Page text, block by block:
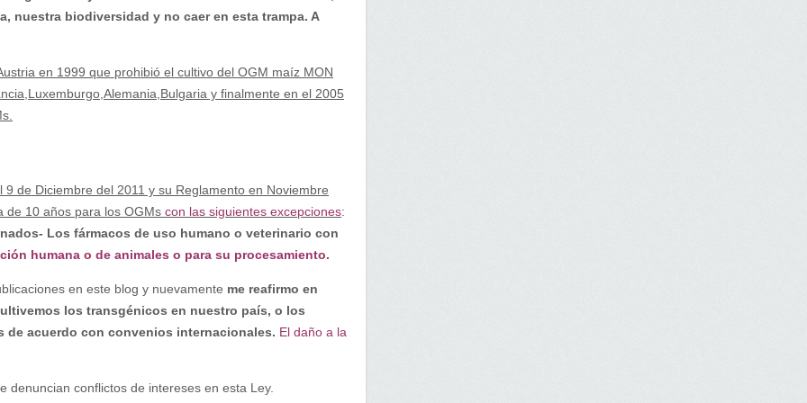
nuestra biodiversidad y no caer en esta trampa. A
en 1999 que prohibió el cultivo del OGM maíz MON
y finalmente en el 2005
de Diciembre del 2011 y su Reglamento en Noviembre
de 10 años para los OGMs con las siguientes excepciones:
Los fármacos de uso humano o veterinario con
humana o de animales o para su procesamiento.
en este blog y nuevamente me reafirmo en
los transgénicos en nuestro país, o los
de acuerdo con convenios internacionales. El daño a la
denuncian conflictos de intereses en esta Ley.